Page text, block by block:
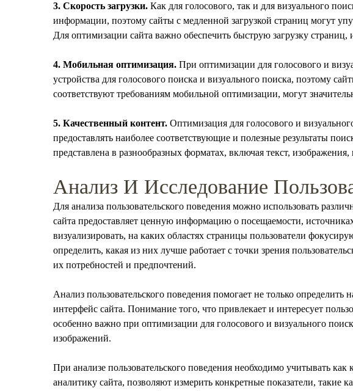
3. Скорость загрузки. Как для голосового, так и для визуального
информации, поэтому сайты с медленной загрузкой страниц могут
Для оптимизации сайта важно обеспечить быструю загрузку
4. Мобильная оптимизация. При оптимизации для голосового и
устройства для голосового поиска и визуального поиска, поэтому
соответствуют требованиям мобильной оптимизации, могут
5. Качественный контент. Оптимизация для голосового и
предоставлять наиболее соответствующие и полезные результаты
представлена в разнообразных форматах, включая текст, изображения,
Анализ И Исследование
Для анализа пользовательского поведения можно использовать
сайта предоставляет ценную информацию о посещаемости,
визуализировать, на каких областях страницы пользователи
определить, какая из них лучше работает с точки зрения
их потребностей и предпочтений.
Анализ пользовательского поведения помогает не только
интерфейс сайта. Понимание того, что привлекает и интересует
особенно важно при оптимизации для голосового и визуального
изображений.
При анализе пользовательского поведения необходимо учитывать
аналитику сайта, позволяют измерить конкретные показатели,